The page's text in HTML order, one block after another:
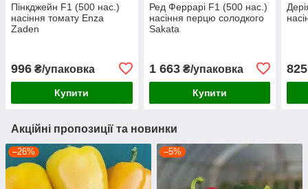
Пінкджейн F1 (500 нас.)
насіння томату Enza
Zaden
996 ₴/упаковка
Купити
Ред Феррарі F1 (500 нас.)
насіння перцю солодкого
Sakata
1 663₴/упаковка
Купити
825
Акційні пропозиції та новинки
–26% –5%